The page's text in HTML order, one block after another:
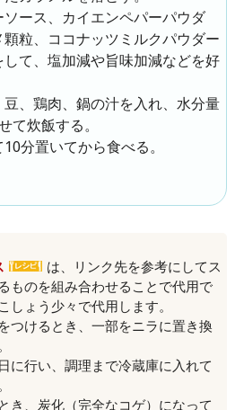
ース、カイエンペパーパウダ
粒、ココナッツミルクパウダー
て、塩加減や旨味加減などを好
、鶏肉、鍋の汁を入れ、水分量
て炊飯する。
分置いてから食べる。
は、リンク先を参考にしてス
ものを組み合わせることで代用で
しょう少々で代用します。
つけるとき、一部をニラに置き換
に行い、調理まで冷蔵庫に入れて
き、炭化（完全なコゲ）になって